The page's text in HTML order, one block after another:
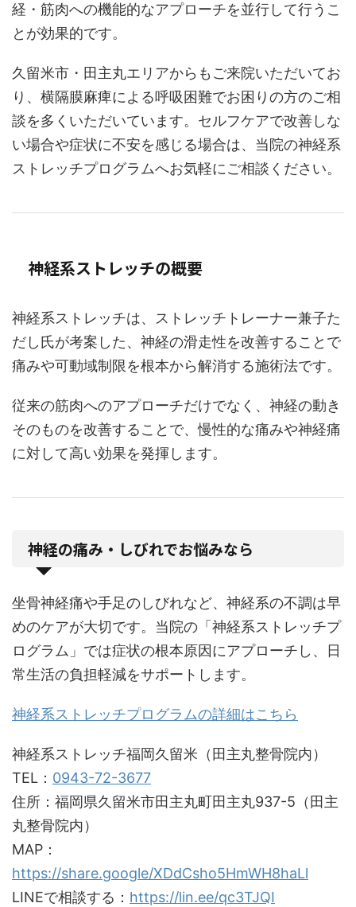
経・筋肉への機能的なアプローチを並行して行うこ
とが効果的です。
久留米市・田主丸エリアからもご来院いただいてお
り、横隔膜麻痺による呼吸困難でお困りの方のご相
談を多くいただいています。セルフケアで改善しな
い場合や症状に不安を感じる場合は、当院の神経系
ストレッチプログラムへお気軽にご相談ください。
神経系ストレッチの概要
神経系ストレッチは、ストレッチトレーナー兼子た
だし氏が考案した、神経の滑走性を改善することで
痛みや可動域制限を根本から解消する施術法です。
従来の筋肉へのアプローチだけでなく、神経の動き
そのものを改善することで、慢性的な痛みや神経痛
に対して高い効果を発揮します。
神経の痛み・しびれでお悩みなら
坐骨神経痛や手足のしびれなど、神経系の不調は早
めのケアが大切です。当院の「神経系ストレッチプ
ログラム」では症状の根本原因にアプローチし、日
常生活の負担軽減をサポートします。
神経系ストレッチプログラムの詳細はこちら
神経系ストレッチ福岡久留米（田主丸整骨院内）
TEL： 0943-72-3677
住所：福岡県久留米市田主丸町田主丸937-5（田主
丸整骨院内）
MAP：
https://share.google/XDdCsho5HmWH8haLl
LINEで相談する： https://lin.ee/qc3TJQI